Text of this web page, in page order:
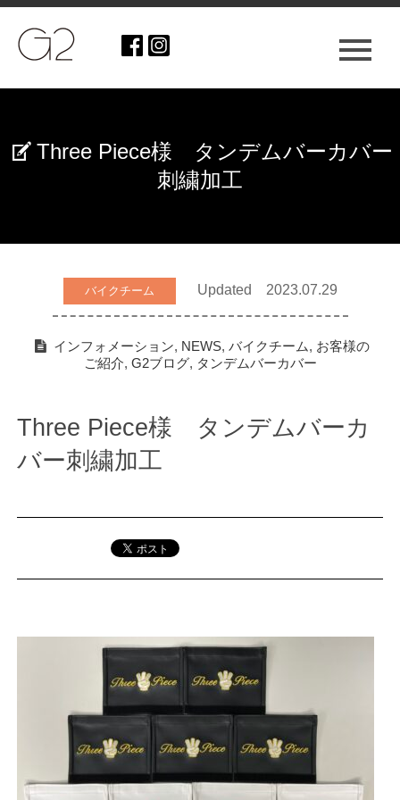
Three Piece様 タンデムバーカバー
刺繍加工
バイクチーム Updated 2023.07.29
インフォメーション, NEWS, バイクチーム, お客様の
ご紹介, G2ブログ, タンデムバーカバー
Three Piece様 タンデムバーカ
バー刺繍加工